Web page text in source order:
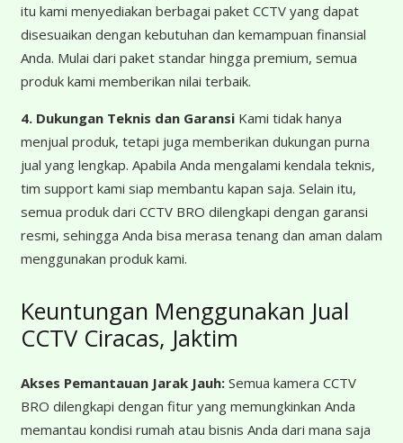
itu kami menyediakan berbagai paket CCTV yang dapat
disesuaikan dengan kebutuhan dan kemampuan finansial
Anda. Mulai dari paket standar hingga premium, semua
produk kami memberikan nilai terbaik.
4. Dukungan Teknis dan GaransiKami tidak hanya
menjual produk, tetapi juga memberikan dukungan purna
jual yang lengkap. Apabila Anda mengalami kendala teknis,
tim support kami siap membantu kapan saja. Selain itu,
semua produk dari CCTV BRO dilengkapi dengan garansi
resmi, sehingga Anda bisa merasa tenang dan aman dalam
menggunakan produk kami.
Keuntungan Menggunakan Jual
CCTV Ciracas, Jaktim
Akses Pemantauan Jarak Jauh:Semua kamera CCTV
BRO dilengkapi dengan fitur yang memungkinkan Anda
memantau kondisi rumah atau bisnis Anda dari mana saja